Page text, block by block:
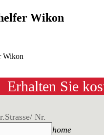
Wikon
Wikon
Erhalten Sie
Strasse/ Nr.
home